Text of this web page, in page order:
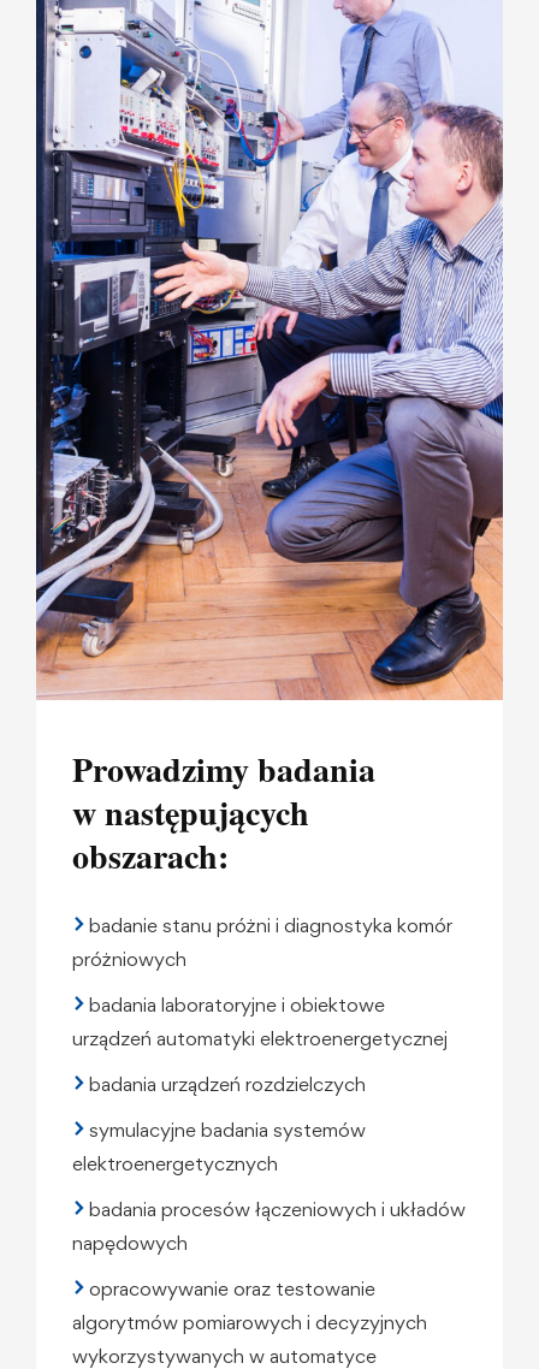
Prowadzimy badania
w następujących
obszarach:
badanie stanu próżni i diagnostyka komór
próżniowych
badania laboratoryjne i obiektowe
urządzeń automatyki elektroenergetycznej
badania urządzeń rozdzielczych
symulacyjne badania systemów
elektroenergetycznych
badania procesów łączeniowych i układów
napędowych
opracowywanie oraz testowanie
algorytmów pomiarowych i decyzyjnych
wykorzystywanych w automatyce